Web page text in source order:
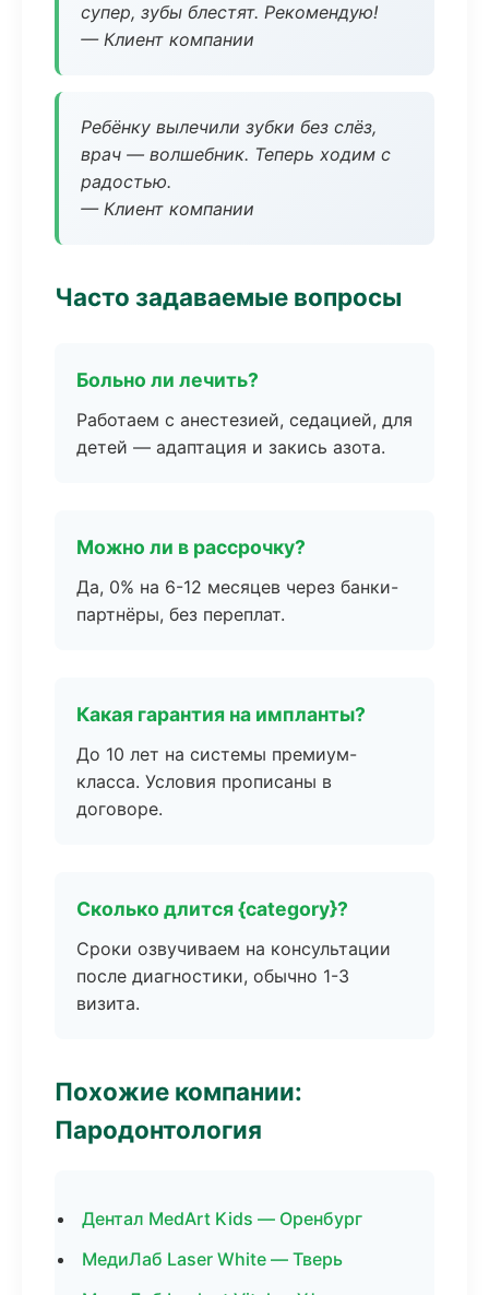
супер, зубы блестят. Рекомендую!
— Клиент компании
Ребёнку вылечили зубки без слёз,
врач — волшебник. Теперь ходим с
радостью.
— Клиент компании
Часто задаваемые вопросы
Больно ли лечить?
Работаем с анестезией, седацией, для
детей — адаптация и закись азота.
Можно ли в рассрочку?
Да, 0% на 6-12 месяцев через банки-
партнёры, без переплат.
Какая гарантия на импланты?
До 10 лет на системы премиум-
класса. Условия прописаны в
договоре.
Сколько длится {category}?
Сроки озвучиваем на консультации
после диагностики, обычно 1-3
визита.
Похожие компании:
Пародонтология
Дентал MedArt Kids — Оренбург
МедиЛаб Laser White — Тверь